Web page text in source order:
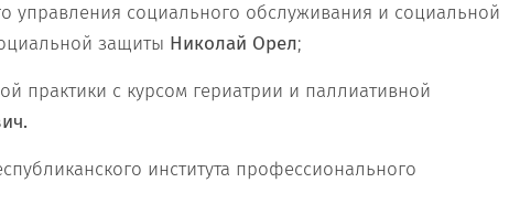
управления социального обслуживания и социальной
защиты Николай Орел;
практики с курсом гериатрии и паллиативной
института профессионального